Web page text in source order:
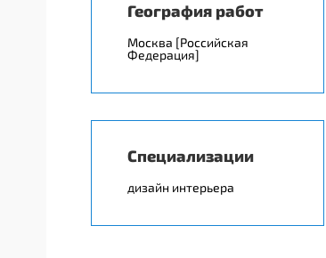
География работ
Москва [Российская
Федерация]
Специализации
дизайн интерьера